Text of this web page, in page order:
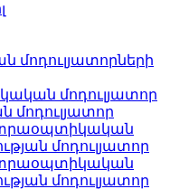
մոդուլյատորների
մոդուլյատոր
մոդուլյատոր
մոդուլյատոր
մոդուլյատոր